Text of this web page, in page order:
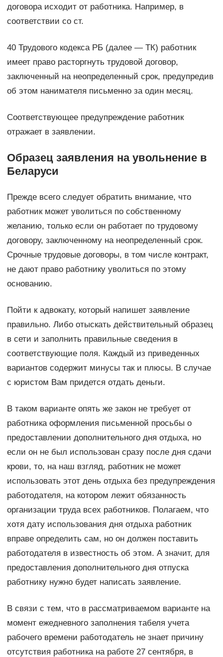
договора исходит от работника. Например, в
соответствии со ст.
40 Трудового кодекса РБ (далее — ТК) работник
имеет право расторгнуть трудовой договор,
заключенный на неопределенный срок, предупредив
об этом нанимателя письменно за один месяц.
Соответствующее предупреждение работник
отражает в заявлении.
Образец заявления на увольнение в
Беларуси
Прежде всего следует обратить внимание, что
работник может уволиться по собственному
желанию, только если он работает по трудовому
договору, заключенному на неопределенный срок.
Срочные трудовые договоры, в том числе контракт,
не дают право работнику уволиться по этому
основанию.
Пойти к адвокату, который напишет заявление
правильно. Либо отыскать действительный образец
в сети и заполнить правильные сведения в
соответствующие поля. Каждый из приведенных
вариантов содержит минусы так и плюсы. В случае
с юристом Вам придется отдать деньги.
В таком варианте опять же закон не требует от
работника оформления письменной просьбы о
предоставлении дополнительного дня отдыха, но
если он не был использован сразу после дня сдачи
крови, то, на наш взгляд, работник не может
использовать этот день отдыха без предупреждения
работодателя, на котором лежит обязанность
организации труда всех работников. Полагаем, что
хотя дату использования дня отдыха работник
вправе определить сам, но он должен поставить
работодателя в известность об этом. А значит, для
предоставления дополнительного дня отпуска
работнику нужно будет написать заявление.
В связи с тем, что в рассматриваемом варианте на
момент ежедневного заполнения табеля учета
рабочего времени работодатель не знает причину
отсутствия работника на работе 27 сентября, в